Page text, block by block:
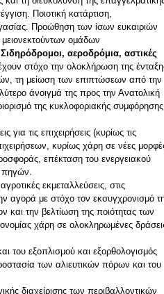
Ποιοτική κατάρτιση,
Προώθηση των ίσων ευκαιριών
ομάδων
αεροδρόμια, αστικές
στόχο την ολοκλήρωση της
τη μείωση των επιπτώσεων από την
άνοιγμά της προς την Ανατολική
της κυκλοφοριακής
για τις επιχειρήσεις (κυρίως τις
κυρίως χάρη σε νέες
επέκταση του ενεργειακού
πηγών.
εκμεταλλεύσεις, στις
αγορά με στόχο τον εκσυγχρονισμό
και την βελτίωση της ποιότητας των
χάρη σε ολοκληρωμένες
του εξοπλισμού και εξορθολογισμός
των αλιευτικών πόρων και του
διαχείρισης των περιβαλλοντικών